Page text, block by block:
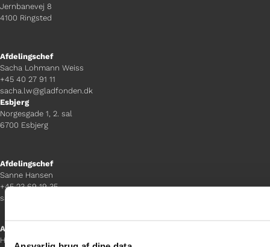
Jernbanevej 8
4100 Ringsted
Afdelingschef
Sacha Lohmann Weiss
+45 40 27 91 11
sacha.lw@gladfonden.dk
Esbjerg
Norgesgade 1, 2. sal
6700 Esbjerg
Afdelingschef
Sanne Hansen
+45 23 69 19 35
sanne.h@gladfonden.dk
Aabenraa
H P Hanssens Gade 23, 2.